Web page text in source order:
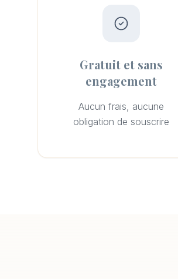
Gratuit et sans
engagement
Aucun frais, aucune
obligation de souscrire